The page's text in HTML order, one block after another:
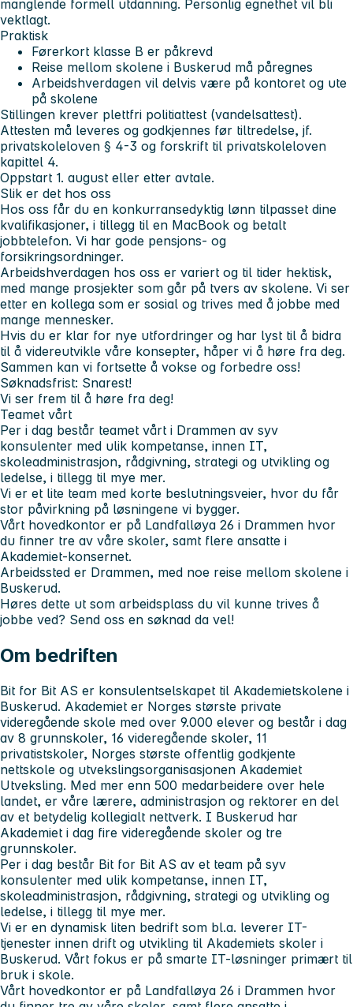
manglende formell utdanning. Personlig egnethet vil bli
vektlagt.
Praktisk
Førerkort klasse B er påkrevd
Reise mellom skolene i Buskerud må påregnes
Arbeidshverdagen vil delvis være på kontoret og ute
på skolene
Stillingen krever plettfri politiattest (vandelsattest).
Attesten må leveres og godkjennes før tiltredelse, jf.
privatskoleloven § 4-3 og forskrift til privatskoleloven
kapittel 4.
Oppstart 1. august eller etter avtale.
Slik er det hos oss
Hos oss får du en konkurransedyktig lønn tilpasset dine
kvalifikasjoner, i tillegg til en MacBook og betalt
jobbtelefon. Vi har gode pensjons- og
forsikringsordninger.
Arbeidshverdagen hos oss er variert og til tider hektisk,
med mange prosjekter som går på tvers av skolene. Vi ser
etter en kollega som er sosial og trives med å jobbe med
mange mennesker.
Hvis du er klar for nye utfordringer og har lyst til å bidra
til å videreutvikle våre konsepter, håper vi å høre fra deg.
Sammen kan vi fortsette å vokse og forbedre oss!
Søknadsfrist: Snarest!
Vi ser frem til å høre fra deg!
Teamet vårt
Per i dag består teamet vårt i Drammen av syv
konsulenter med ulik kompetanse, innen IT,
skoleadministrasjon, rådgivning, strategi og utvikling og
ledelse, i tillegg til mye mer.
Vi er et lite team med korte beslutningsveier, hvor du får
stor påvirkning på løsningene vi bygger.
Vårt hovedkontor er på Landfalløya 26 i Drammen hvor
du finner tre av våre skoler, samt flere ansatte i
Akademiet-konsernet.
Arbeidssted er Drammen, med noe reise mellom skolene i
Buskerud.
Høres dette ut som arbeidsplass du vil kunne trives å
jobbe ved? Send oss en søknad da vel!
Om bedriften
Bit for Bit AS er konsulentselskapet til Akademietskolene i
Buskerud. Akademiet er Norges største private
videregående skole med over 9.000 elever og består i dag
av 8 grunnskoler, 16 videregående skoler, 11
privatistskoler, Norges største offentlig godkjente
nettskole og utvekslingsorganisasjonen Akademiet
Utveksling. Med mer enn 500 medarbeidere over hele
landet, er våre lærere, administrasjon og rektorer en del
av et betydelig kollegialt nettverk. I Buskerud har
Akademiet i dag fire videregående skoler og tre
grunnskoler.
Per i dag består Bit for Bit AS av et team på syv
konsulenter med ulik kompetanse, innen IT,
skoleadministrasjon, rådgivning, strategi og utvikling og
ledelse, i tillegg til mye mer.
Vi er en dynamisk liten bedrift som bl.a. leverer IT-
tjenester innen drift og utvikling til Akademiets skoler i
Buskerud. Vårt fokus er på smarte IT-løsninger primært til
bruk i skole.
Vårt hovedkontor er på Landfalløya 26 i Drammen hvor